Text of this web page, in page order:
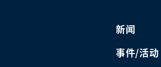
新闻
事件/活动